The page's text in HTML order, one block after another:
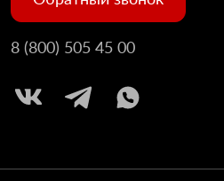
8 (800) 505 45 00